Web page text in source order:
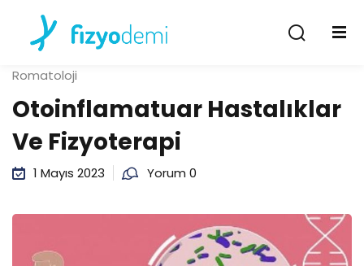
Romatoloji
Otoinflamatuar Hastalıklar
Ve Fizyoterapi
1 Mayıs 2023 Yorum 0
Giriş Yap
Hesabın yok mu? Kayıt Ol